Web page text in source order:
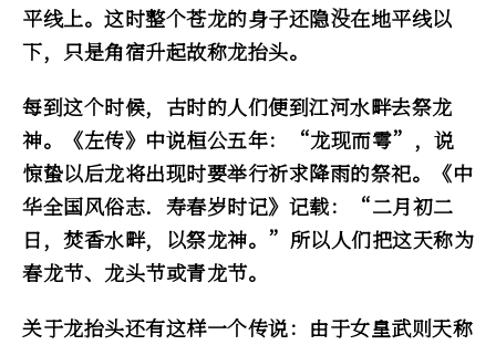
平线上。这时整个苍龙的身子还隐没在地平线以
下，只是角宿升起故称龙抬头。
每到这个时候，古时的人们便到江河水畔去祭龙
神。《左传》中说桓公五年：“龙现而雩”，说
惊蛰以后龙将出现时要举行祈求降雨的祭祀。《中
华全国风俗志．寿春岁时记》记载：“二月初二
日，焚香水畔，以祭龙神。”所以人们把这天称为
春龙节、龙头节或青龙节。
关于龙抬头还有这样一个传说：由于女皇武则天称